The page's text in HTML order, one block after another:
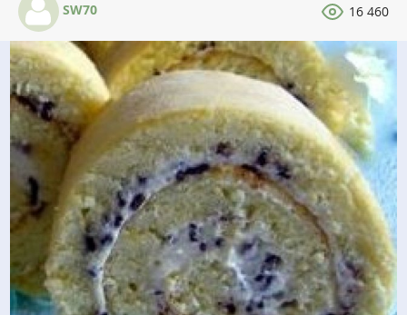
SW70 16 460